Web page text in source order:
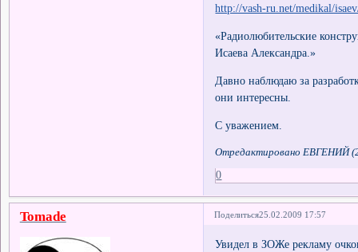
http://vash-ru.net/medikal/
«Радиолюбительские
Исаева Александра.»
Давно наблюдаю за
они интересны.
С уважением.
Отредактировано ЕВГЕНИЙ
0
Поделиться25.02.2009 17:57
Tomade
Увидел в ЗОЖе рекламу